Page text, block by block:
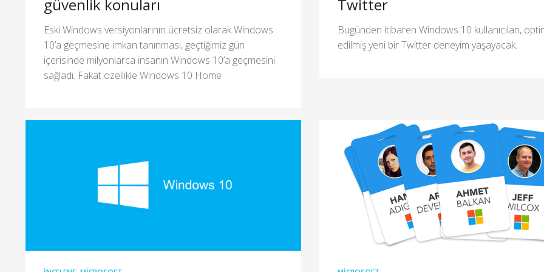
güvenlik konuları
Eski Windows versiyonlarının ücretsiz olarak Windows
10’a geçmesine imkan tanınması, geçtiğimiz gün
içerisinde milyonlarca insanın Windows 10’a geçmesini
sağladı. Fakat özellikle Windows 10 Home
Twitter
Bugünden itibaren Windows 10 kullanıcıları,
edilmiş yeni bir Twitter deneyim yaşayacak.